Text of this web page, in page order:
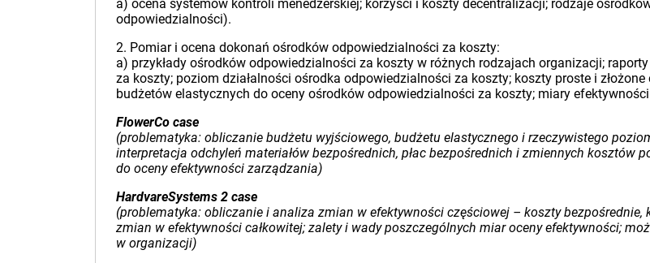
a) ocena systemów kontroli menedżerskiej; korzyści i koszty decentralizacji; rodzaje
odpowiedzialności).
2. Pomiar i ocena dokonań ośrodków odpowiedzialności za koszty:
a) przykłady ośrodków odpowiedzialności za koszty w różnych rodzajach organizacji;
za koszty; poziom działalności ośrodka odpowiedzialności za koszty; koszty proste i
budżetów elastycznych do oceny ośrodków odpowiedzialności za koszty; miary
FlowerCo case
(problematyka: obliczanie budżetu wyjściowego, budżetu elastycznego i rzeczywistego
interpretacja odchyleń materiałów bezpośrednich, płac bezpośrednich i zmiennych kosztów
do oceny efektywności zarządzania)
HardvareSystems 2 case
(problematyka: obliczanie i analiza zmian w efektywności częściowej – koszty
zmian w efektywności całkowitej; zalety i wady poszczególnych miar oceny efektywności;
w organizacji)